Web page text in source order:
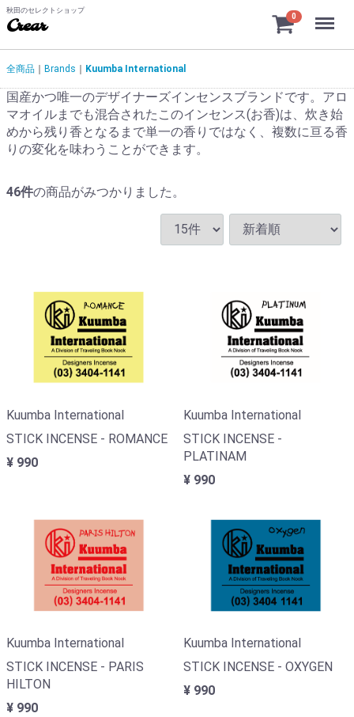
秋田のセレクトショップ
Crear
0 Menu
全商品 Brands Kuumba International
国産かつ唯一のデザイナーズインセンスブランドです。アロ
マオイルまでも混合されたこのインセンス(お香)は、炊き始
めから残り香となるまで単一の香りではなく、複数に亘る香
りの変化を味わうことができます。
46件の商品がみつかりました。
Kuumba International
STICK INCENSE - ROMANCE
¥ 990
Kuumba International
STICK INCENSE -
PLATINAM
¥ 990
Kuumba International
STICK INCENSE - PARIS
HILTON
¥ 990
Kuumba International
STICK INCENSE - OXYGEN
¥ 990